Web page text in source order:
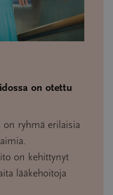
on otettu
ryhmä erilaisia
on kehittynyt
lääkehoitoja